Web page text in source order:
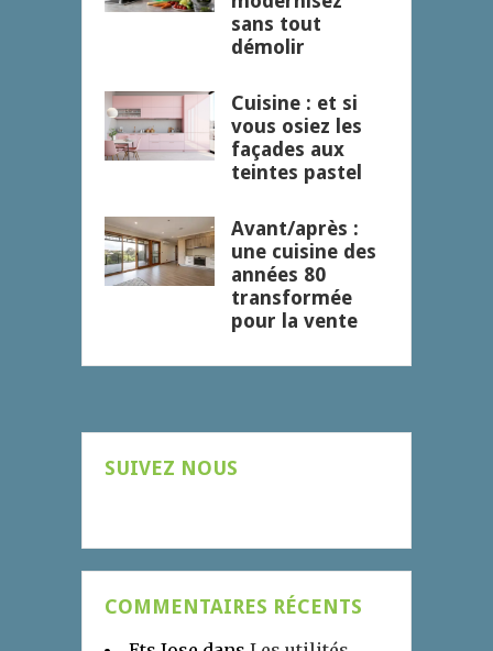
sans tout
démolir
Cuisine : et si
vous osiez les
façades aux
teintes pastel
Avant/après :
une cuisine des
années 80
transformée
pour la vente
SUIVEZ NOUS
COMMENTAIRES RÉCENTS